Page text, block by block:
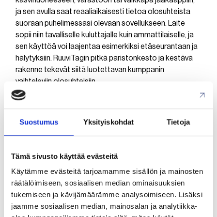
Suostumus Yksityiskohdat Tietoja
Tämä sivusto käyttää evästeitä
Käytämme evästeitä tarjoamamme sisällön ja mainosten
räätälöimiseen, sosiaalisen median ominaisuuksien
tukemiseen ja kävijämäärämme analysoimiseen. Lisäksi
jaamme sosiaalisen median, mainosalan ja analytiikka-
ja sen avulla saat reaaliaikaisesti tietoa olosuhteista
suoraan puhelimessasi olevaan sovellukseen. Laite
sopii niin tavalliselle kuluttajalle kuin ammattilaiselle, ja
sen käyttöä voi laajentaa esimerkiksi etäseurantaan ja
hälytyksiin. RuuviTagin pitkä paristonkesto ja kestävä
rakenne tekevät siitä luotettavan kumppanin
vaihteleviin olosuhteisiin.
suunniteltu sisätilojen ilmanlaadun seurantaan. Ruuvi Air
tarjoten käyttäjälle selkeän näkymän huoneilman
laatuun. Käytännössä tämä tarkoittaa, että voit
helposti havaita esimerkiksi tunkkaisen ilman, liian
korkean kosteuden, pienhiukkasten määrän – ja
reagoida niihin. Ruuvi Air täydentää olemassa olevaa